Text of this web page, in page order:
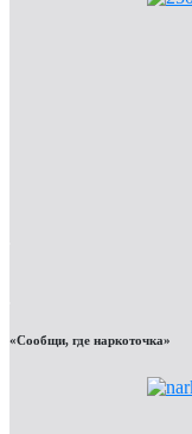
«Сообщи, где наркоточка»